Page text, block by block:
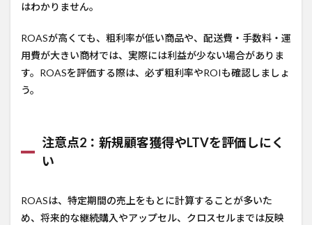
はわかりません。
ROASが高くても、粗利率が低い商品や、配送費・手数料・運
用費が大きい商材では、実際には利益が少ない場合がありま
す。ROASを評価する際は、必ず粗利率やROIも確認しましょ
う。
注意点2：新規顧客獲得やLTVを評価しにく
い
ROASは、特定期間の売上をもとに計算することが多いた
め、将来的な継続購入やアップセル、クロスセルまでは反映